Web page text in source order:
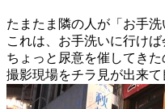
たまたま隣の人が「お手
これは、お手洗いに行け
ちょっと尿意を催してき
撮影現場をチラ見が出来